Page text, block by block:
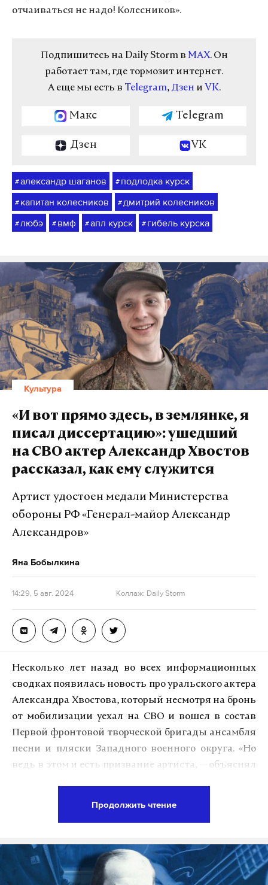
отчаиваться не надо! Колесников».
Подпишитесь на Daily Storm в MAX. Он
работает там, где тормозит интернет.
А еще мы есть в Telegram, Дзен и VK.
Макс Telegram
Дзен VK
#александр шаганов # подлодка курск
# капитан колесников # дмитрий колесников
# любэ # вмф #апл курск # гибель курска
Культура
«И вот прямо здесь, в землянке, я
писал диссертацию»: ушедший
на СВО актер Александр Хвостов
рассказал, как ему служится
Артист удостоен медали Министерства
обороны РФ «Генерал-майор Александр
Александров»
Яна Бобылкина
14:29, 5 авг. 2024 Коллаж: Daily Storm
Несколько лет назад во всех информационных
сводках появилась новость про уральского актера
Александра Хвостова, который несмотря на бронь
от мобилизации уехал на СВО и вошел в состав
Первой фронтовой творческой бригады ансамбля
песни и пляски Западного военного округа. «Но
ведь в этом и есть призвание артиста,
объяснял
Александр, добрый день! Расскажите, как
складывается ваша жизнь? Где вы сейчас ?
Продолжить чтение